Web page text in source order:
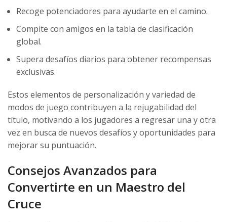
Recoge potenciadores para ayudarte en el camino.
Compite con amigos en la tabla de clasificación
global.
Supera desafíos diarios para obtener recompensas
exclusivas.
Estos elementos de personalización y variedad de
modos de juego contribuyen a la rejugabilidad del
título, motivando a los jugadores a regresar una y otra
vez en busca de nuevos desafíos y oportunidades para
mejorar su puntuación.
Consejos Avanzados para
Convertirte en un Maestro del
Cruce